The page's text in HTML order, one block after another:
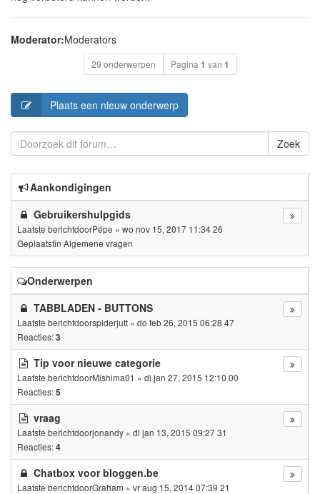
Moderator:Moderators
29 onderwerpen Pagina 1 van 1
Plaats een nieuw onderwerp
Zoek
Aankondigingen
Gebruikershulpgids
Laatste berichtdoorPépe « wo nov 15, 2017 11:34 26
Geplaatstin Algemene vragen
Onderwerpen
TABBLADEN - BUTTONS
Laatste berichtdoorspiderjutt « do feb 26, 2015 06:28 47
Reacties:3
Tip voor nieuwe categorie
Laatste berichtdoorMishima01 « di jan 27, 2015 12:10 00
Reacties:5
vraag
Laatste berichtdoorjonandy « di jan 13, 2015 09:27 31
Reacties:4
Chatbox voor bloggen.be
Laatste berichtdoorGraham « vr aug 15, 2014 07:39 21